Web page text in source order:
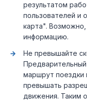
результатом
пользователей и
карта".
информацию.
Не превышайте
маршрут поездки
превышать
движения. Таким